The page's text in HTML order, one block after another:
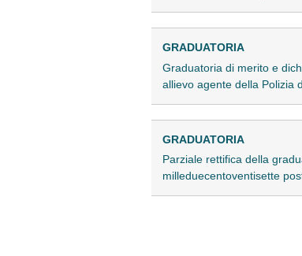
GRADUATORIA
Graduatoria di merito e
allievo agente della Polizia
GRADUATORIA
Parziale rettifica della
milleduecentoventisette